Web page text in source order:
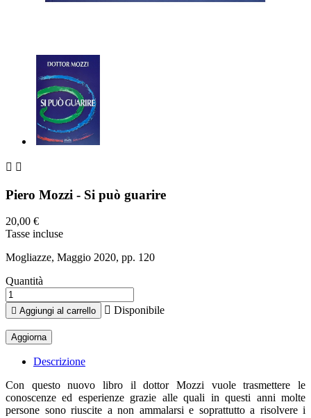
 
Piero Mozzi - Si può guarire
20,00 €
Tasse incluse
Mogliazze, Maggio 2020, pp. 120
Quantità
 Aggiungi al carrello  Disponibile
Descrizione
Con questo nuovo libro il dottor Mozzi vuole trasmettere le
conoscenze ed esperienze grazie alle quali in questi anni molte
persone sono riuscite a non ammalarsi e soprattutto a risolvere i